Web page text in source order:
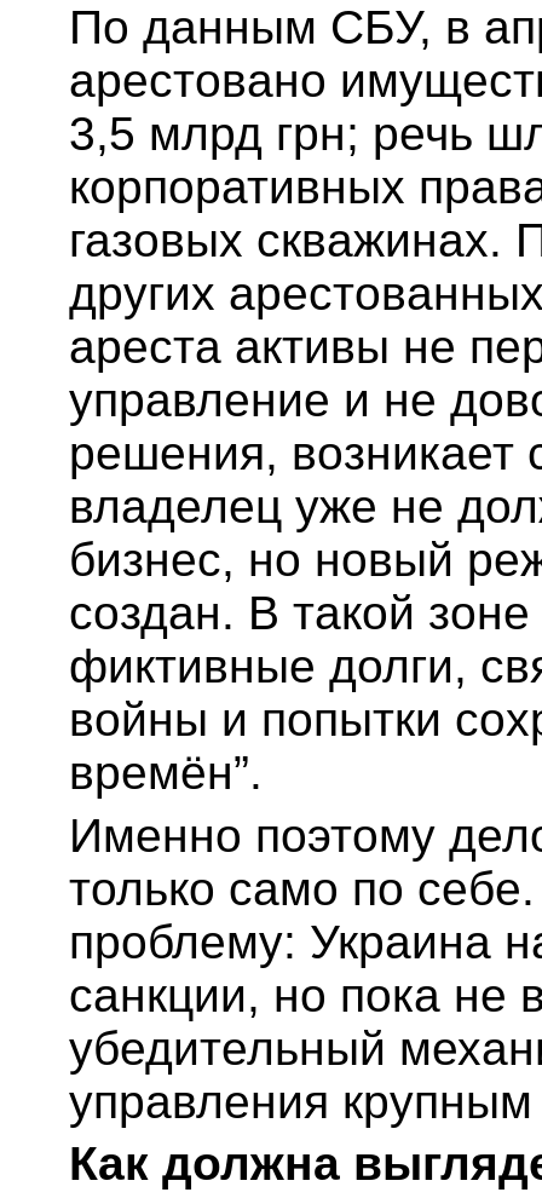
По данным СБУ, в
арестовано
3,5 млрд грн; речь
корпоративных
газовых скважинах.
других
ареста активы не
управление и не
решения, возникает
владелец уже не
бизнес, но новый
создан. В такой
фиктивные долги,
войны и попытки
времён”.
Именно поэтому
только само по
проблему: Украина
санкции, но пока не
убедительный
управления
Как должна